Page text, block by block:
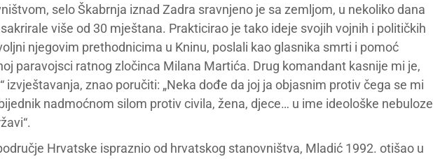
selo Škabrnja iznad Zadra sravnjeno je sa zemljom, u nekoliko dana
više od 30 mještana. Prakticirao je tako ideje svojih vojnih i političkih
njegovim prethodnicima u Kninu, poslali kao glasnika smrti i pomoć
paravojsci ratnog zločinca Milana Martića. Drug komandant kasnije mi je,
izvještavanja, znao poručiti: „Neka dođe da joj ja objasnim protiv čega se mi
nadmoćnom silom protiv civila, žena, djece… u ime ideološke nebuloze
Hrvatske ispraznio od hrvatskog stanovništva, Mladić 1992. otišao u